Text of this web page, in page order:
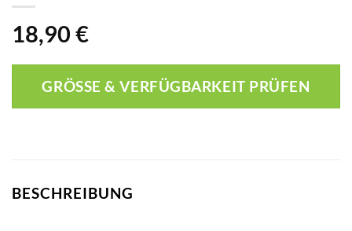
18,90 €
GRÖSSE & VERFÜGBARKEIT PRÜFEN
BESCHREIBUNG